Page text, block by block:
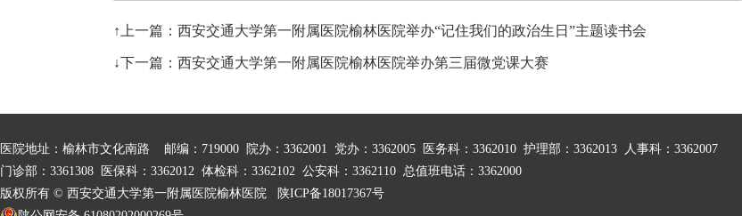
↑上一篇：西安交通大学第一附属医院榆林医院举办“记住我们的政治生日”主题读书会
↓下一篇：西安交通大学第一附属医院榆林医院举办第三届微党课大赛
医院地址：榆林市文化南路 邮编：719000 院办：3362001 党办：3362005 医务科：3362010 护理部：3362013 人事科：3362007
门诊部：3361308 医保科：3362012 体检科：3362102 公安科：3362110 总值班电话：3362000
版权所有 © 西安交通大学第一附属医院榆林医院
陕ICP备18017367号